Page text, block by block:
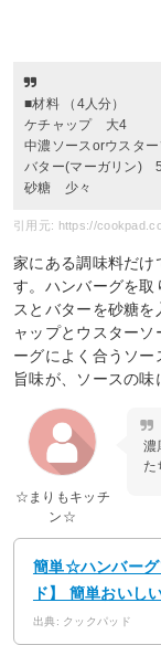
■材料 （4人分）
ケチャップ 大4
中濃ソースorウスタ
バター(マーガリン)
砂糖 少々
引用元: https://
家にある調味料だけ
す。ハンバーグを取
スとバターを砂糖
ャップとウスター
ーグによく合うソー
旨味が、ソースの味
☆まりもキッチ
ン☆
濃
た
簡単☆ハンバー
ド】 簡単おいし
出典: クックパッド